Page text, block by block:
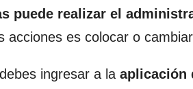
puede realizar el
es colocar o
ingresar a la aplicación